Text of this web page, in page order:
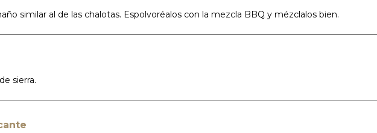
similar al de las chalotas. Espolvoréalos con la mezcla BBQ y mézclalos bien.
sierra.